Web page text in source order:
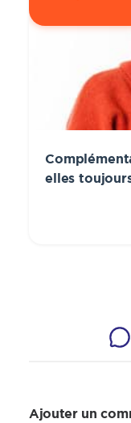
elles
Ajouter un